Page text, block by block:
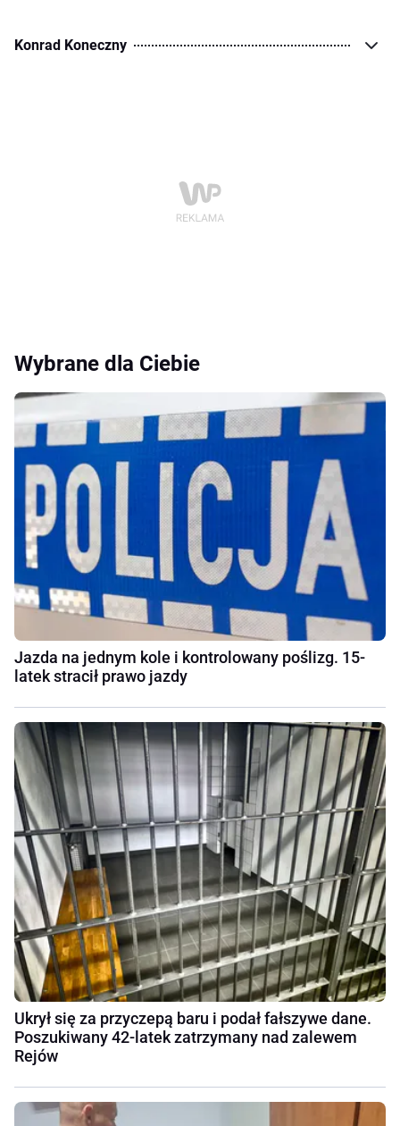
Konrad Koneczny
Wybrane dla Ciebie
Jazda na jednym kole i kontrolowany poślizg. 15-
latek stracił prawo jazdy
Ukrył się za przyczepą baru i podał fałszywe dane.
Poszukiwany 42-latek zatrzymany nad zalewem
Rejów